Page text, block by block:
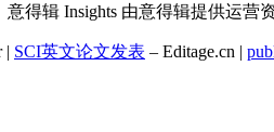
得辑 Insights 由意得辑提供运营
| SCI英文论文发表 – Editage.cn |